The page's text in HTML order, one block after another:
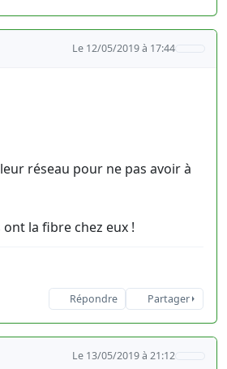
Le 12/05/2019 à 17:44
réseau pour ne pas avoir à
la fibre chez eux !
Répondre Partager
Le 13/05/2019 à 21:12